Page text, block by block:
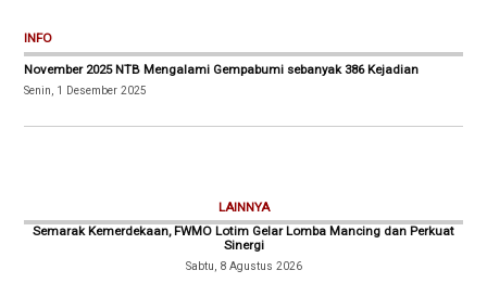
INFO
November 2025 NTB Mengalami Gempabumi sebanyak 386 Kejadian
Senin, 1 Desember 2025
LAINNYA
Semarak Kemerdekaan, FWMO Lotim Gelar Lomba Mancing dan Perkuat
Sinergi
Sabtu, 8 Agustus 2026